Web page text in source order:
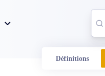
Définitions